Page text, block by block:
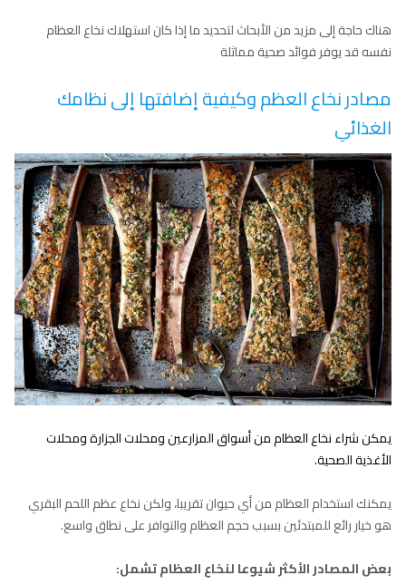
هناك حاجة إلى مزيد من الأبحاث لتحديد ما إذا كان استهلاك نخاع العظام
نفسه قد يوفر فوائد صحية مماثلة
مصادر نخاع العظم وكيفية إضافتها إلى نظامك
الغذائي
يمكن شراء نخاع العظام من أسواق المزارعين ومحلات الجزارة ومحلات
الأغذية الصحية.
يمكنك استخدام العظام من أي حيوان تقريبا، ولكن نخاع عظم اللحم البقري
هو خيار رائع للمبتدئين بسبب حجم العظام والتوافر على نطاق واسع.
بعض المصادر الأكثر شيوعا لنخاع العظام تشمل: